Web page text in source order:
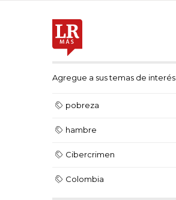
Agregue a sus temas de interés
pobreza
hambre
Cibercrimen
Colombia